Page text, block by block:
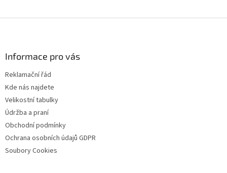
Informace pro vás
Reklamační řád
Kde nás najdete
Velikostní tabulky
Údržba a praní
Obchodní podmínky
Ochrana osobních údajů GDPR
Soubory Cookies